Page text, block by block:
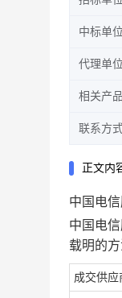
中标单位
代理单位
相关产品
联系方
正文内
中国电
中国电
载明的
成交供应